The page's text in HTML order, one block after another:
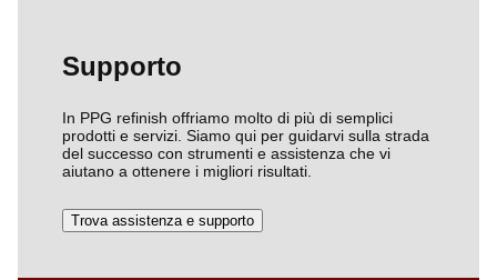
Supporto
In PPG refinish offriamo molto di più di semplici
prodotti e servizi. Siamo qui per guidarvi sulla strada
del successo con strumenti e assistenza che vi
aiutano a ottenere i migliori risultati.
Trova assistenza e supporto